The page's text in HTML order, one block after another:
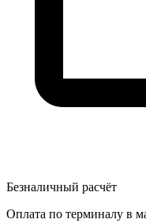
Безналичный расчёт
Оплата по терминалу в